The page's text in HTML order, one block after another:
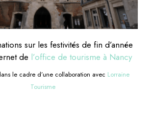
sur les festivités de fin d’année
de l’office de tourisme à Nancy
le cadre d’une collaboration avec Lorraine
Tourisme